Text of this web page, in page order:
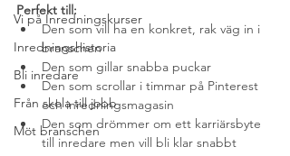
Vi på Inredningskurser
Inredningshistoria
Bli inredare
Från skola till jobb
Möt branschen
Perfekt till:
Den som vill ha en konkret, rak väg in i
branschen
Den som gillar snabba puckar
Den som scrollar i timmar på Pinterest
och inredningsmagasin
Den som drömmer om ett karriärsbyte
till inredare men vill bli klar snabbt